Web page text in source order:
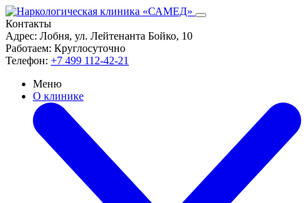
Контакты
Адрес: Лобня, ул. Лейтенанта Бойко, 10
Работаем: Круглосуточно
Телефон: +7 499 112-42-21
Меню
О клинике